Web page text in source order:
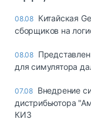
08.08 Китайская
сборщиков на
08.08
для симулятора
07.08 Внедрение
дистрибьютора
КИЗ